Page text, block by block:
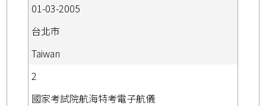
01-03-2005
台北市
Taiwan
2
國家考試院航海特考電子航儀